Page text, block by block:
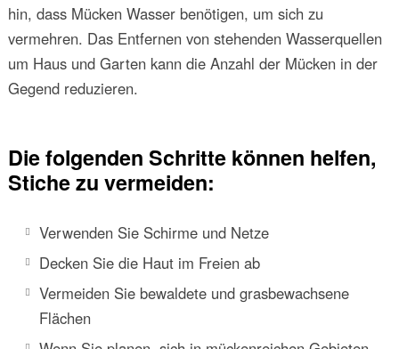
hin, dass Mücken Wasser benötigen, um sich zu
vermehren. Das Entfernen von stehenden Wasserquellen
um Haus und Garten kann die Anzahl der Mücken in der
Gegend reduzieren.
Die folgenden Schritte können helfen,
Stiche zu vermeiden:
Verwenden Sie Schirme und Netze
Decken Sie die Haut im Freien ab
Vermeiden Sie bewaldete und grasbewachsene
Flächen